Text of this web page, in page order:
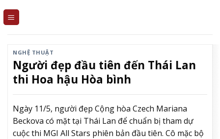
NGHỆ THUẬT
Người đẹp đầu tiên đến Thái Lan
thi Hoa hậu Hòa bình
Ngày 11/5, người đẹp Cộng hòa Czech Mariana
Beckova có mặt tại Thái Lan để chuẩn bị tham dự
cuộc thi MGI All Stars phiên bản đầu tiên. Cô mặc bộ